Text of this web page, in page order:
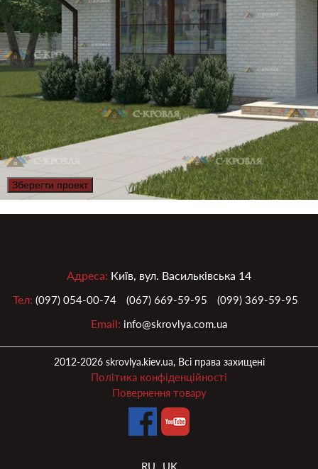
Зберегти проект
Адреса: Київ, вул. Васильківська 14
Тел: (097) 054-00-74 (067) 669-59-95 (099) 369-59-95
Email: info@skrovlya.com.ua
2012-2026 skrovlya.kiev.ua, Всі права захищені
Політика конфіденційності
Повернення товару